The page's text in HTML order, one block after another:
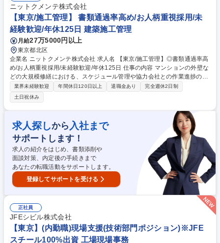
有休消化率は平均90%。ENEOSグループとして安全・環境・健康を第一
に取り組んでいます。 募集職種 【川崎/製造設備検査・維持管理】自社プ
ラント/ENEOSグループ/転勤出張無し
ニットクメンテ株式会社
【東京/施工管理】 書類通過率高め/お人柄重視採用/未
経験歓迎/年休125日 建築施工管理
月給27万5000円以上
東京都北区
企業名 ニットクメンテ株式会社 求人名 【東京/施工管理】◎書類通過率高
め/お人柄重視採用/未経験歓迎/年休125日 仕事の内容 マンションの外壁な
どの大規模修繕における、スケジュール管理や協力会社との作業進捗の確
認、現場で事故を起こさない為の安全管理の喚起、品質やコスト管理にお
ける施工管理業務をお任せします。 【入社後のステップ】まずは先輩社員
に同行し、現場の写真撮影や簡単な書類作成などのサポート業務からお任
せします。図面の読み方や専門用語は、実際の現場を見ながら少しずつ覚
えていけば問題ありません。職人さんたちと挨拶や声かけを行ない、良好
な関係を築きながら業務の流れを掴んで下さい！東証上場メーカーグルー
プの安定した環境で、未経験から焦らず着実にスキルを身につけていける
職場です。 募集職種 【東京/施工管理】◎書類通過率高め/お人柄重視採用/
未経験歓迎/年休125日
業界未経験歓迎 年間休日120日以上 退職金あり
完全週休2日制
土日祝休み
求人探しから 入社まで
サポートします！
求人の紹介をはじめ、書類添削や
面談対策、内定後の手続きまで
あなたの転職活動をサポートします。
登録してサポートを受ける
正社員
JFEシビル株式会社
【東京】(内勤職)現場支援(技術部門ポジション)※JFE
スチール100%出資 工場現場事務